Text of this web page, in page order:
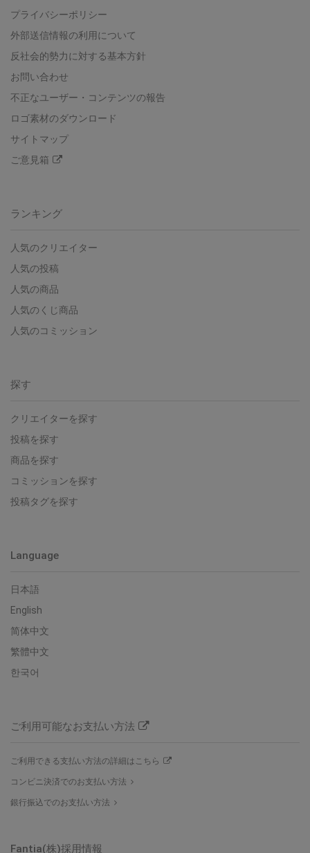
プライバシーポリシー
外部送信情報の利用について
反社会的勢力に対する基本方針
お問い合わせ
不正なユーザー・コンテンツの報告
ロゴ素材のダウンロード
サイトマップ
ご意見箱
ランキング
人気のクリエイター
人気の投稿
人気の商品
人気のくじ商品
人気のコミッション
探す
クリエイターを探す
投稿を探す
商品を探す
コミッションを探す
投稿タグを探す
Language
日本語
English
简体中文
繁體中文
한국어
ご利用可能なお支払い方法
ご利用できる支払い方法の詳細はこちら
コンビニ決済でのお支払い方法
銀行振込でのお支払い方法
Fantia(株)採用情報